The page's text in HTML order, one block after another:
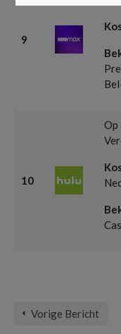
9
10
Op
Vorige Bericht